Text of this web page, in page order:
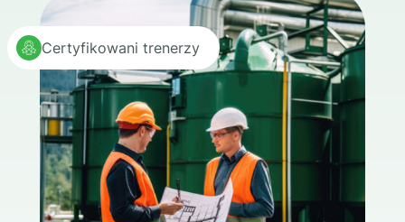
Certyfikowani trenerzy